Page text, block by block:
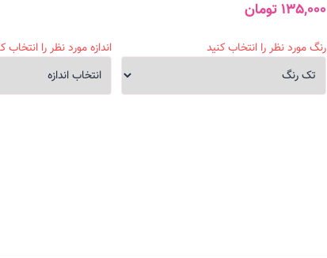
135,000 تومان
رنگ مورد نظر را انتخاب کنید اندازه مورد نظر را انتخاب